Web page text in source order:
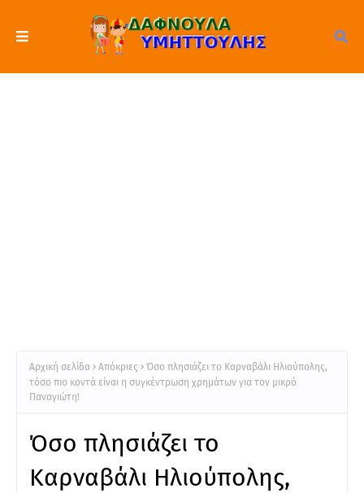
Αρχική σελίδα Απόκριες
Όσο πλησιάζει το Καρναβάλι Ηλιούπολης,
τόσο πιο κοντά είναι η συγκέντρωση χρημάτων για τον μικρό
Παναγιώτη!
Όσο πλησιάζει το
Καρναβάλι Ηλιούπολης,